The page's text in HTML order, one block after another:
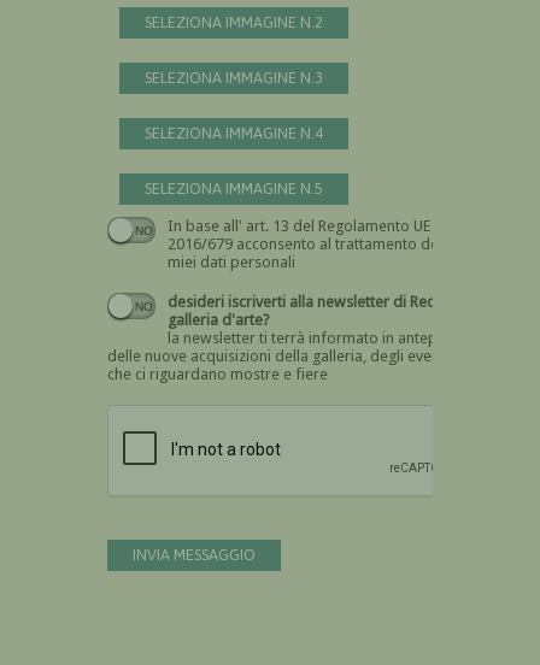
SELEZIONA IMMAGINE N.2
SELEZIONA IMMAGINE N.3
SELEZIONA IMMAGINE N.4
SELEZIONA IMMAGINE N.5
In base all' art. 13 del Regolamento UE n.
2016/679 acconsento al trattamento dei
miei dati personali
Devi dare il consenso
desideri iscriverti alla newsletter di Recta
galleria d'arte?
la newsletter ti terrà informato in anteprima
delle nuove acquisizioni della galleria, degli eventi
che ci riguardano mostre e fiere
INVIA MESSAGGIO